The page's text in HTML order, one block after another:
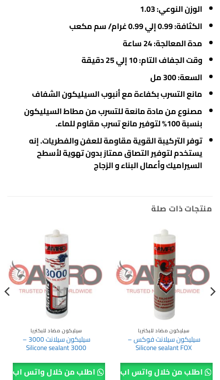
الوزن النوعي: 1.03
الكثافة: 0.99 إلي 0.99 غرام/ سم مكعب
مدة المعالجة: 24 ساعة
وقت الجفاف التام: 10 إلي 25 دقيقة
السعة: 300 مل
مانع التسرب بكفاءة مع أنبوب السيليكون الشفاف
مصنوع من مادة مانعة للتسرب من مطاط السيليكون
بنسبة 100% لتوفير مانع تسرب مقاوم للماء.
توفر التركيبة القوية مقاومة للعفن والفطريات. إنه
يستخدم لتوفير التصاق ممتاز بدون تهوية لأسطح
السيراميك وأعمال البناء و الزجاج
منتجات ذات صلة
سيليكون مضاد للبكتريا
سيليكون سيلانت فوكس –
Silicone sealant FOX
اطلب من خلال واتس اب
سيليكون مضاد للبكتريا
سيليكون سيلانت 3000 –
Silicone sealant 3000
اطلب من خلال واتس اب